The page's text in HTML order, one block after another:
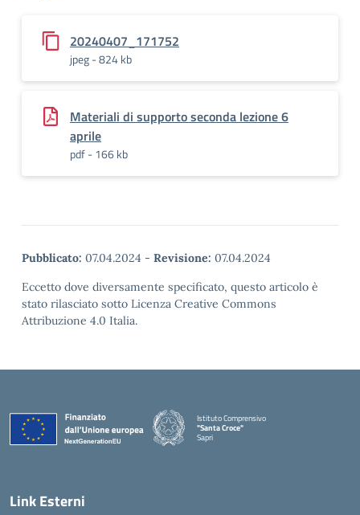
20240407_171752
jpeg - 824 kb
Materiali di supporto seconda lezione 6
aprile
pdf - 166 kb
Pubblicato: 07.04.2024 - Revisione: 07.04.2024
Eccetto dove diversamente specificato, questo articolo è
stato rilasciato sotto Licenza Creative Commons
Attribuzione 4.0 Italia.
Istituto Comprensivo
"Santa Croce"
Sapri
— Visita la pagina iniziale della scuola
Link Esterni